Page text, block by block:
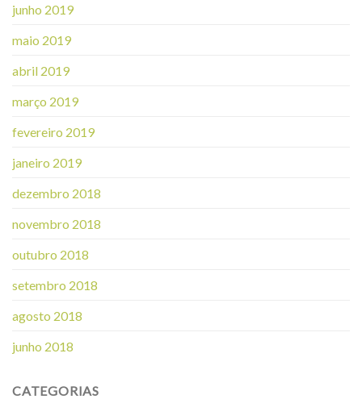
junho 2019
maio 2019
abril 2019
março 2019
fevereiro 2019
janeiro 2019
dezembro 2018
novembro 2018
outubro 2018
setembro 2018
agosto 2018
junho 2018
CATEGORIAS